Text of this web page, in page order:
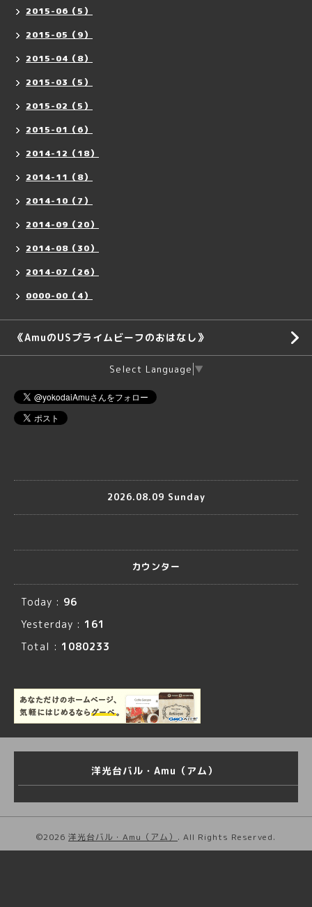
2015-06（5）
2015-05（9）
2015-04（8）
2015-03（5）
2015-02（5）
2015-01（6）
2014-12（18）
2014-11（8）
2014-10（7）
2014-09（20）
2014-08（30）
2014-07（26）
0000-00（4）
《AmuのUSプライムビーフのおはなし》
Select Language ▼
2026.08.09 Sunday
カウンター
Today : 96
Yesterday : 161
Total : 1080233
洋光台バル・Amu（アム）
©2026 洋光台バル・Amu（アム） . All Rights Reserved.